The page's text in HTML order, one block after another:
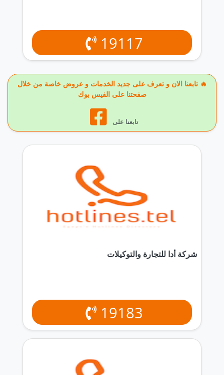
19117
🔥 تابعنا الان و تعرف على جديد الخدمات و عروض خاصة من خلال
صفحتنا على الفيس بوك
تابعنا على
شركة أدا للتجارة والتوكيلات
19183